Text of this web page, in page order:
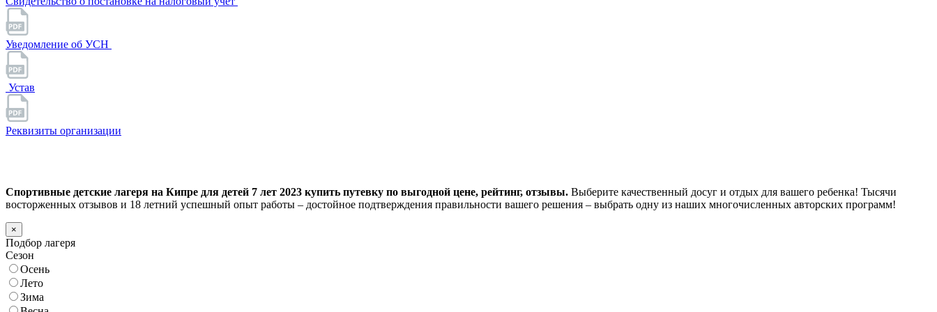
Уведомление об УСН
Устав
Реквизиты организации
Спортивные детские лагеря на Кипре для детей 7 лет 2023 купить путевку по выгодной цене, рейтинг, отзывы. Выберите качественный досуг и отдых для вашего ребенка! Тысячи
восторженных отзывов и 18 летний успешный опыт работы – достойное подтверждения правильности вашего решения – выбрать одну из наших многочисленных авторских программ!
×
Подбор лагеря
Сезон
Осень
Лето
Зима